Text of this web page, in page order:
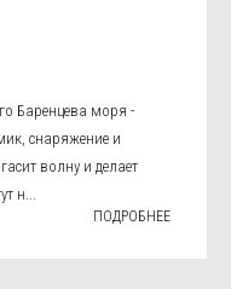
Баренцева моря -
снаряжение и
волну и делает
н...
ПОДРОБНЕЕ